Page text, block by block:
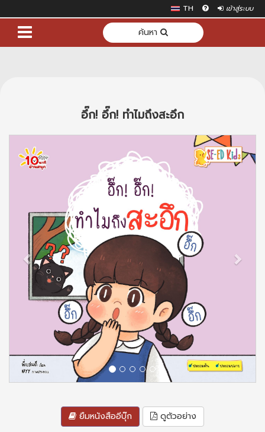
TH เข้าสู่ระบบ
ค้นหา
อึ๊ก! อึ๊ก! ทำไมถึงสะอึก
Previous Next
ยืมหนังสืออีบุ๊ก ดูตัวอย่าง